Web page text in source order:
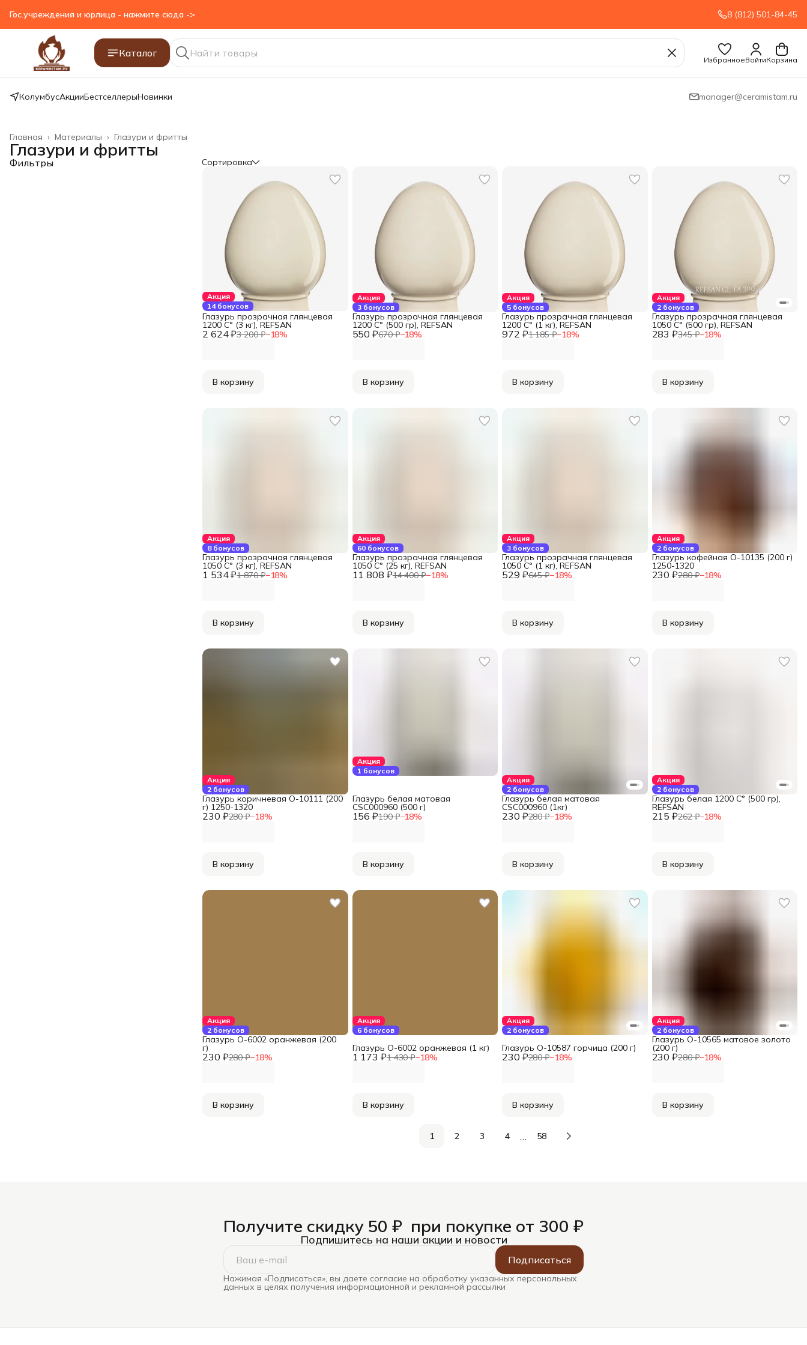
Гос.учреждения и юрлица - нажмите сюда -> 8 (812) 501-84-45
Каталог
ИзбранноеВойтиКорзина
КолумбусАкцииБестселлерыНовинки manager@ceramistam.ru
Глазури и фритты
Материалы ›
Главная ›
Глазури и фритты
Фильтры Сортировка
Акция
14 бонусов
2 624 ₽3 200 ₽−18%
Глазурь прозрачная глянцевая
1200 С° (3 кг), REFSAN
В корзину
Акция
3 бонусов
550 ₽670 ₽−18%
Глазурь прозрачная глянцевая
1200 С° (500 гр), REFSAN
В корзину
Акция
5 бонусов
972 ₽1 185 ₽−18%
Глазурь прозрачная глянцевая
1200 С° (1 кг), REFSAN
В корзину
Акция
2 бонусов
283 ₽345 ₽−18%
Глазурь прозрачная глянцевая
1050 С° (500 гр), REFSAN
В корзину
Акция
8 бонусов
1 534 ₽1 870 ₽−18%
Глазурь прозрачная глянцевая
1050 С° (3 кг), REFSAN
В корзину
Акция
60 бонусов
11 808 ₽14 400 ₽−18%
Глазурь прозрачная глянцевая
1050 С° (25 кг), REFSAN
В корзину
Акция
3 бонусов
529 ₽645 ₽−18%
Глазурь прозрачная глянцевая
1050 С° (1 кг), REFSAN
В корзину
Акция
2 бонусов
230 ₽280 ₽−18%
Глазурь кофейная O-10135 (200 г)
1250-1320
В корзину
Акция
2 бонусов
230 ₽280 ₽−18%
Глазурь коричневая O-10111 (200
г) 1250-1320
В корзину
Акция
1 бонусов
156 ₽190 ₽−18%
Глазурь белая матовая
CSC000960 (500 г)
В корзину
Акция
2 бонусов
230 ₽280 ₽−18%
Глазурь белая матовая
CSC000960 (1кг)
В корзину
Акция
2 бонусов
215 ₽262 ₽−18%
Глазурь белая 1200 С° (500 гр),
REFSAN
В корзину
Акция
2 бонусов
230 ₽280 ₽−18%
Глазурь O-6002 оранжевая (200
г)
В корзину
Акция
6 бонусов
1 173 ₽1 430 ₽−18%
Глазурь O-6002 оранжевая (1 кг)
В корзину
Акция
2 бонусов
230 ₽280 ₽−18%
Глазурь O-10587 горчица (200 г)
В корзину
Акция
2 бонусов
230 ₽280 ₽−18%
Глазурь O-10565 матовое золото
(200 г)
В корзину
1 2 3 4 … 58
Получите скидку 50 ₽ при покупке от 300 ₽
Подпишитесь на наши акции и новости
Подписаться
Нажимая «Подписаться», вы даете согласие на обработку указанных персональных
данных в целях получения информационной и рекламной рассылки